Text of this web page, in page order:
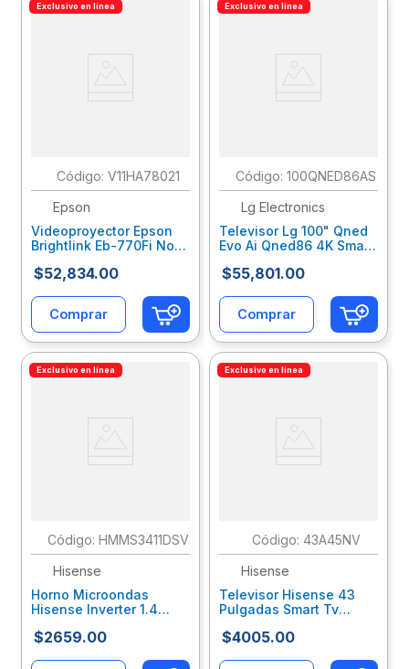
Exclusivo en línea
: V11HA78021
Epson
Videoproyector Epson
Brightlink Eb-770Fi No
(Interactivo)
$52,834.00
Comprar
Exclusivo en línea
: 100QNED86AS
Lg Electronics
Televisor Lg 100" Qned
Evo Ai Qned86 4K Smart
$55,801.00
Comprar
Exclusivo en línea
: HMMS3411DSV
Hisense
Horno Microondas
Hisense Inverter 1.4
Hslmioab001
$2659.00
Exclusivo en línea
: 43A45NV
Hisense
Televisor Hisense 43
Pulgadas Smart Tv
Hseteeab107
$4005.00